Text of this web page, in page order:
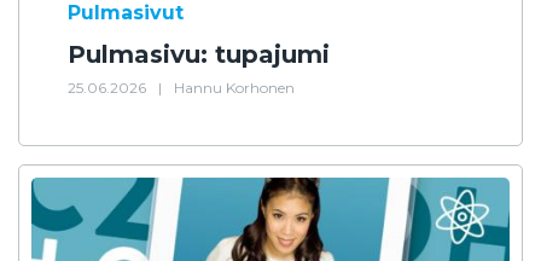
Pulmasivut
Pulmasivu: tupajumi
25.06.2026 | Hannu Korhonen